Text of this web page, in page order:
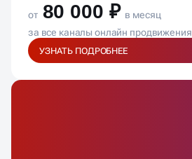
от 80 000 ₽ в месяц
за все каналы онлайн продвижения
УЗНАТЬ ПОДРОБНЕЕ